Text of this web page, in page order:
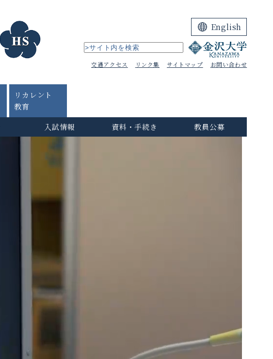
English
交通アクセス リンク集 サイトマップ お問い合わせ
リカレント
教育
入試情報 資料・手続き 教員公募